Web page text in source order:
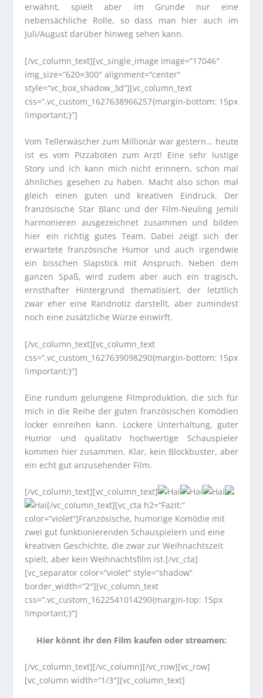
erwähnt, spielt aber im Grunde nur eine
nebensächliche Rolle, so dass man hier auch im
Juli/August darüber hinweg sehen kann.
[/vc_column_text][vc_single_image image=“17046″
img_size=“620×300″ alignment=“center“
style=“vc_box_shadow_3d“][vc_column_text
css=“.vc_custom_1627638966257{margin-bottom: 15px
!important;}“]
Vom Tellerwäscher zum Millionär war gestern… heute
ist es vom Pizzaboten zum Arzt! Eine sehr lustige
Story und ich kann mich nicht erinnern, schon mal
ähnliches gesehen zu haben. Macht also schon mal
gleich einen guten und kreativen Eindruck. Der
französische Star Blanc und der Film-Neuling Jemili
harmonieren ausgezeichnet zusammen und bilden
hier ein richtig gutes Team. Dabei zeigt sich der
erwartete französische Humor und auch irgendwie
ein bisschen Slapstick mit Anspruch. Neben dem
ganzen Spaß, wird zudem aber auch ein tragisch,
ernsthafter Hintergrund thematisiert, der letztlich
zwar eher eine Randnotiz darstellt, aber zumindest
noch eine zusätzliche Würze einwirft.
[/vc_column_text][vc_column_text
css=“.vc_custom_1627639098290{margin-bottom: 15px
!important;}“]
Eine rundum gelungene Filmproduktion, die sich für
mich in die Reihe der guten französischen Komödien
locker einreihen kann. Lockere Unterhaltung, guter
Humor und qualitativ hochwertige Schauspieler
kommen hier zusammen. Klar, kein Blockbuster, aber
ein echt gut anzusehender Film.
[/vc_column_text][vc_column_text]
[/vc_column_text][vc_cta h2=“Fazit:“
color=“violet“]Französische, humorige Komödie mit
zwei gut funktionierenden Schauspielern und eine
kreativen Geschichte, die zwar zur Weihnachtszeit
spielt, aber kein Weihnachtsfilm ist.[/vc_cta]
[vc_separator color=“violet“ style=“shadow“
border_width=“2″][vc_column_text
css=“.vc_custom_1622541014290{margin-top: 15px
!important;}“]
Hier könnt ihr den Film kaufen oder streamen:
[/vc_column_text][/vc_column][/vc_row][vc_row]
[vc_column width=“1/3″][vc_column_text]